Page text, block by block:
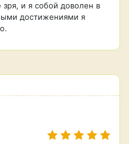
и я собой доволен в
достижениями я